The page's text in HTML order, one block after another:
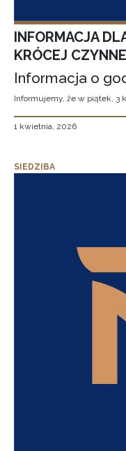
INFORMACJA
KRÓCEJ
Informacja o
Informujemy, że w piątek, 3
1 kwietnia, 2026
SIEDZIBA